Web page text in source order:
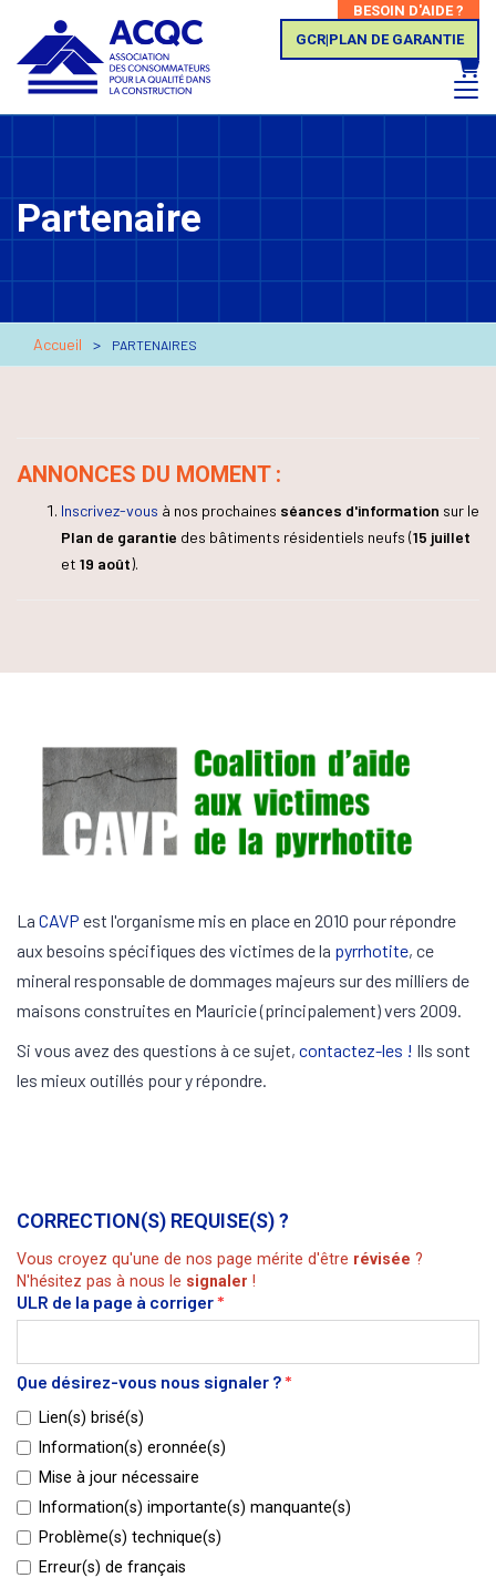
BESOIN D'AIDE ?
GCR|PLAN DE GARANTIE
Partenaire
Accueil PARTENAIRES
ANNONCES DU MOMENT :
Inscrivez-vous à nos prochaines séances d'information sur le
Plan de garantie des bâtiments résidentiels neufs (15 juillet
et 19 août).
La CAVP est l'organisme mis en place en 2010 pour répondre
aux besoins spécifiques des victimes de la pyrrhotite, ce
mineral responsable de dommages majeurs sur des milliers de
maisons construites en Mauricie (principalement) vers 2009.
Si vous avez des questions à ce sujet, contactez-les ! Ils sont
les mieux outillés pour y répondre.
CORRECTION(S) REQUISE(S) ?
Vous croyez qu'une de nos page mérite d'être révisée ?
N'hésitez pas à nous le signaler !
ULR de la page à corriger*
Que désirez-vous nous signaler ?*
Lien(s) brisé(s)
Information(s) eronnée(s)
Mise à jour nécessaire
Information(s) importante(s) manquante(s)
Problème(s) technique(s)
Erreur(s) de français